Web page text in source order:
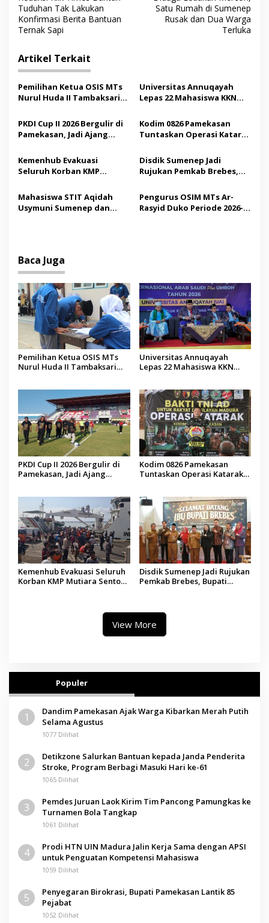
a
v
i
g
a
s
i
p
o
s
Tuduhan Tak Lakukan
Konfirmasi Berita Bantuan
Ternak Sapi
Satu Rumah di Sumenep
Rusak dan Dua Warga
Terluka
Artikel Terkait
Pemilihan Ketua OSIS MTs
Nurul Huda II Tambaksari
Demokrasi bagi Siswa
Universitas Annuqayah
Lepas 22 Mahasiswa KKN
Saudi
PKDI Cup II 2026 Bergulir di
Pamekasan, Jadi Ajang
Madura
Kodim 0826 Pamekasan
Tuntaskan Operasi Katarak
Tindakan Medis
Kemenhub Evakuasi
Seluruh Korban KMP
Operator Diaudit
Disdik Sumenep Jadi
Rujukan Pemkab Brebes,
Pendidikan Berbasis
Budaya
Mahasiswa STIT Aqidah
Usymuni Sumenep dan
Pengurus OSIM MTs Ar-
Rasyid Duko Periode 2026-
Baca Juga
Pemilihan Ketua OSIS MTs
Nurul Huda II Tambaksari
Universitas Annuqayah
Lepas 22 Mahasiswa KKN
PKDI Cup II 2026 Bergulir di
Pamekasan, Jadi Ajang
Kodim 0826 Pamekasan
Tuntaskan Operasi Katarak
Kemenhub Evakuasi Seluruh
Korban KMP Mutiara Sentosa
Disdik Sumenep Jadi Rujukan
Pemkab Brebes, Bupati
View More
Populer
1
Dandim Pamekasan Ajak Warga Kibarkan Merah Putih
Selama Agustus
1077 Dilihat
2
Detikzone Salurkan Bantuan kepada Janda Penderita
Stroke, Program Berbagi Masuki Hari ke-61
1065 Dilihat
3
Pemdes Juruan Laok Kirim Tim Pancong Pamungkas ke
Turnamen Bola Tangkap
1061 Dilihat
4
Prodi HTN UIN Madura Jalin Kerja Sama dengan APSI
untuk Penguatan Kompetensi Mahasiswa
1059 Dilihat
5
Penyegaran Birokrasi, Bupati Pamekasan Lantik 85
Pejabat
1052 Dilihat